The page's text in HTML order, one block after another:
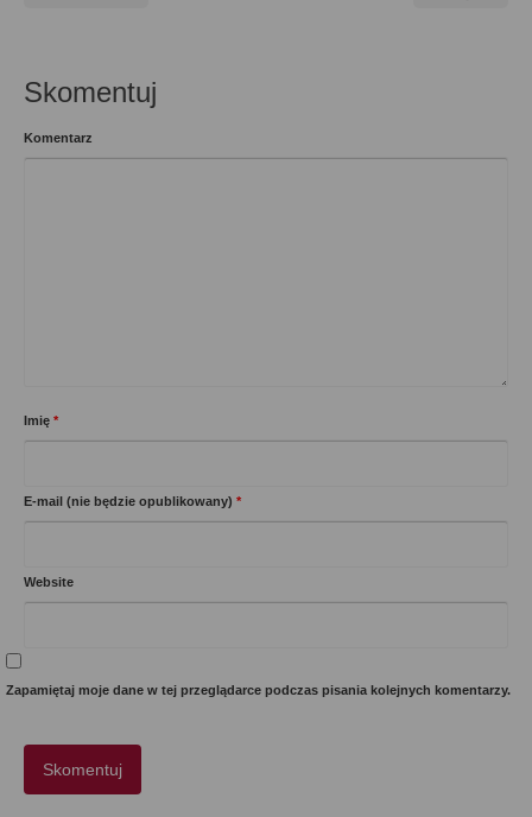
Skomentuj
Komentarz
Imię *
E-mail (nie będzie opublikowany) *
Website
Zapamiętaj moje dane w tej przeglądarce podczas pisania kolejnych komentarzy.